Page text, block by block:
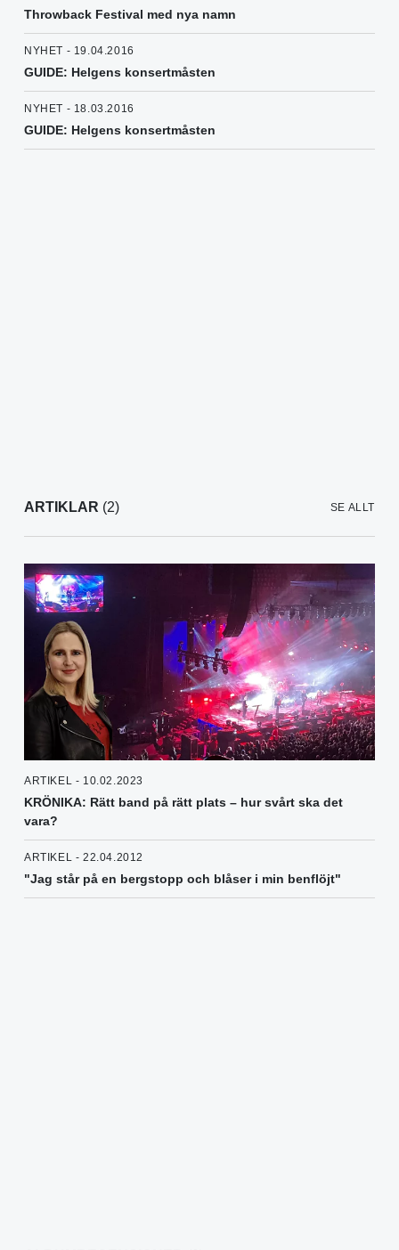
Throwback Festival med nya namn
NYHET - 19.04.2016
GUIDE: Helgens konsertmåsten
NYHET - 18.03.2016
GUIDE: Helgens konsertmåsten
ARTIKLAR (2) SE ALLT
ARTIKEL - 10.02.2023
KRÖNIKA: Rätt band på rätt plats – hur svårt ska det
vara?
ARTIKEL - 22.04.2012
"Jag står på en bergstopp och blåser i min benflöjt"